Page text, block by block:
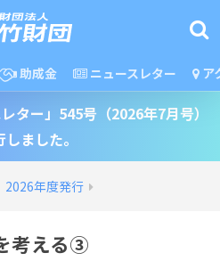
助成金 ニュースレター ア
ター」545号（2026年7月号）
ました。
2026年度発行
考える③